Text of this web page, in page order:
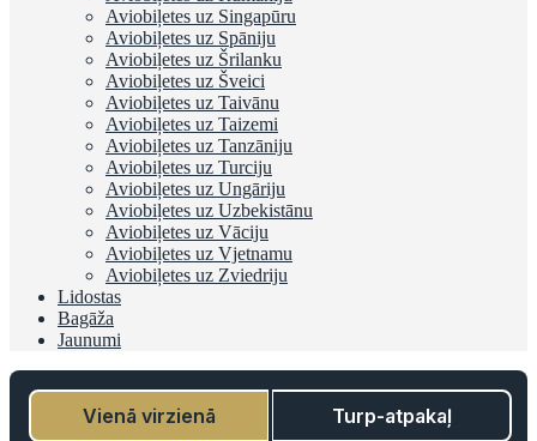
Aviobiļetes uz Singapūru
Aviobiļetes uz Spāniju
Aviobiļetes uz Šrilanku
Aviobiļetes uz Šveici
Aviobiļetes uz Taivānu
Aviobiļetes uz Taizemi
Aviobiļetes uz Tanzāniju
Aviobiļetes uz Turciju
Aviobiļetes uz Ungāriju
Aviobiļetes uz Uzbekistānu
Aviobiļetes uz Vāciju
Aviobiļetes uz Vjetnamu
Aviobiļetes uz Zviedriju
Lidostas
Bagāža
Jaunumi
Vienā virzienā Turp-atpakaļ